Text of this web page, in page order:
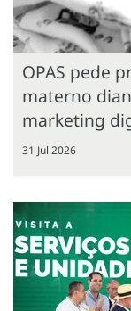
OPAS pede
materno
marketing
31 Jul 2026